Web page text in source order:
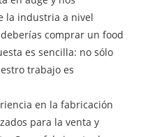
la industria a nivel
comprar un food
es sencilla: no sólo
trabajo es
en la fabricación
para la venta y